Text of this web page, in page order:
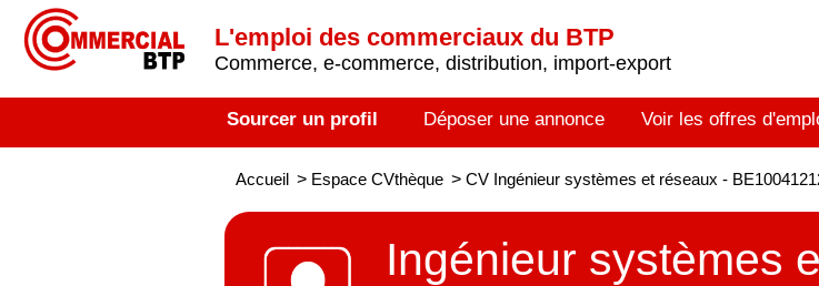
L'emploi des commerciaux du BTP
Commerce, e-commerce, distribution, import-export
Sourcer un profil Déposer une annonce Voir les offres
Accueil > Espace CVthèque > CV Ingénieur systèmes et réseaux -
Ingénieur systèmes